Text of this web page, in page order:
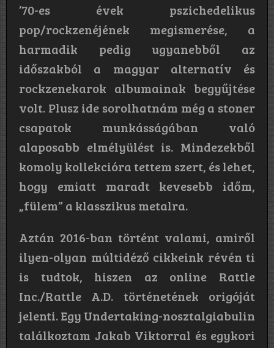
’70-es évek pszichedelikus
pop/rockzenéjének megismerése, a
harmadik pedig ugyanebből az
időszakból a magyar alternatív és
rockzenekarok albumainak begyűjtése
volt. Plusz ide sorolhatnám még a stoner
csapatok munkásságában való
alaposabb elmélyülést is. Mindezekből
komoly kollekcióra tettem szert, és lehet,
hogy emiatt maradt kevesebb időm,
„fülem” a klasszikus metalra.
Aztán 2016-ban történt valami, amiről
ilyen-olyan múltidéző cikkeink révén ti
is tudtok, hiszen az online Rattle
Inc./Rattle A.D. történetének origóját
jelenti. Egy Undertaking-nosztalgiabulin
találkoztam Jakab Viktorral és egykori